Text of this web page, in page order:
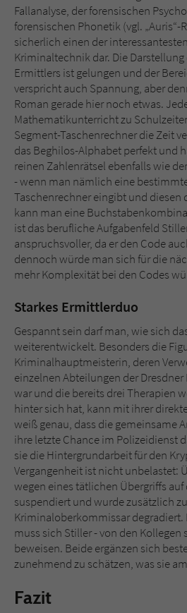
Fallanalyse, der forensischen
forensischen Phonetik (vgl. „Auris“-
sicherlich einen der
Kriminaltechnik dar. Die
Ermittlers ist gelungen und der
verspricht auch Spannung, aber
Roman gerade hier noch etwas.
Mathematikunterricht zu
Segment-Taschenrechner die Zeit
das Beghilos-Alphabet perfekt und
reinen Zahlenrätsel ebenfalls wie
- wenn man nämlich eine
Taschenrechner eingibt und diesen
kann man eine
ist das berufliche Aufgabenfeld
anspruchsvoller, da er den Code
dennoch würde man sich für die
mehr Komplexität bei den Codes
Starkes Ermittlerduo
Gespannt sein darf man, wie sich
weiterentwickelt. Besonders die
Kriminalhauptmeisterin, deren
einzelnen Abteilungen der
war und die bereits drei Therapien
hinter sich hat, kann mit ihrer
weiß genau, dass die gemeinsame
ihre letzte Chance im Polizeidienst
sie die Hintergrundarbeit für den
Vergangenheit ist nicht unbelastet:
wegen eines tätlichen Übergriffs
suspendiert und wurde zusätzlich
Kriminaloberkommissar
muss sich Stiller - von den Kollegen
beweisen. Beide ergänzen sich
zunehmend zu schätzen, was sie
Fazit